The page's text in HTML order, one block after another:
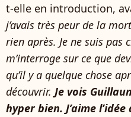
t-elle en introduction,
j’avais très peur de la
rien après. Je ne suis pas
m’interroge sur ce que
qu’il y a quelque chose
découvrir. Je vois
hyper bien. J’aime